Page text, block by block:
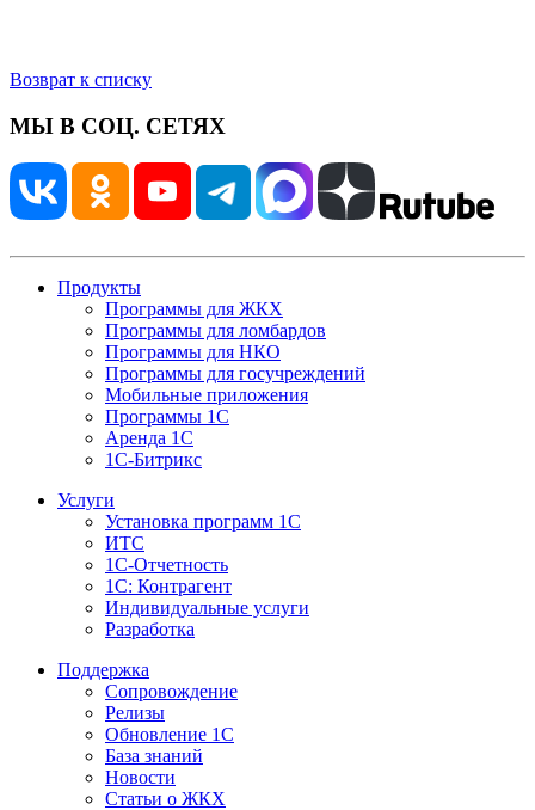
Возврат к списку
МЫ В СОЦ. СЕТЯХ
Продукты
Программы для ЖКХ
Программы для ломбардов
Программы для НКО
Программы для госучреждений
Мобильные приложения
Программы 1С
Аренда 1С
1С-Битрикс
Услуги
Установка программ 1С
ИТС
1С-Отчетность
1С: Контрагент
Индивидуальные услуги
Разработка
Поддержка
Сопровождение
Релизы
Обновление 1С
База знаний
Новости
Статьи о ЖКХ